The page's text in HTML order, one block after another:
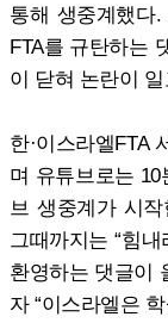
통해 생중계했다
FTA를 규탄하는
이 닫혀 논란이
한·이스라엘FTA
며 유튜브로는
브 생중계가 시
그때까지는 “힘
환영하는 댓글이
자 “이스라엘은